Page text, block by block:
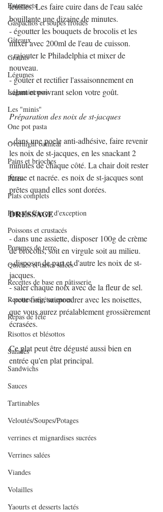
Entremets
Gaspachos et soupes froides
Gâteaux
Gratins
Légumes
Légumineuses
Les "minis"
One pot pasta
Overnight oatmeal
Pains et brioches
Pâtes
Plats complets
Plats de fête ou d'exception
Poissons et crustacés
Pommes de terre
Quiches et tartes salées
Recettes de base en pâtisserie
Recettes végétariennes
Repas de fête
Risottos et blésottos
Salades
Sandwichs
Sauces
Tartinables
Veloutés/Soupes/Potages
verrines et mignardises sucrées
Verrines salées
Viandes
Volailles
Yaourts et desserts lactés
feuilles. Les faire cuire dans de l'eau salée
bouillante une dizaine de minutes.
- égoutter les bouquets de brocolis et les
mixer avec 200ml de l'eau de cuisson.
- rajouter le Philadelphia et mixer de
nouveau.
- goûter et rectifier l'assaisonnement en
salant et poivrant selon votre goût.
Préparation des noix de st-jacques
- dans une poele anti-adhésive, faire revenir
les noix de st-jacques, en les snackant 2
minutes de chaque côté. La chair doit rester
ferme et nacrée. es noix de st-jacques sont
prêtes quand elles sont dorées.
DRESSAGE
- dans une assiette, disposer 100g de crème
de brocolis, soit en virgule soit au milieu.
- disposer de part et d'autre les noix de st-
jacques.
- saler chaque noix avec de la fleur de sel.
- pour finir, saupoudrer avec les noisettes,
que vous aurez préalablement grossièrement
écrasées.
Ce plat peut être dégusté aussi bien en
entrée qu'en plat principal.